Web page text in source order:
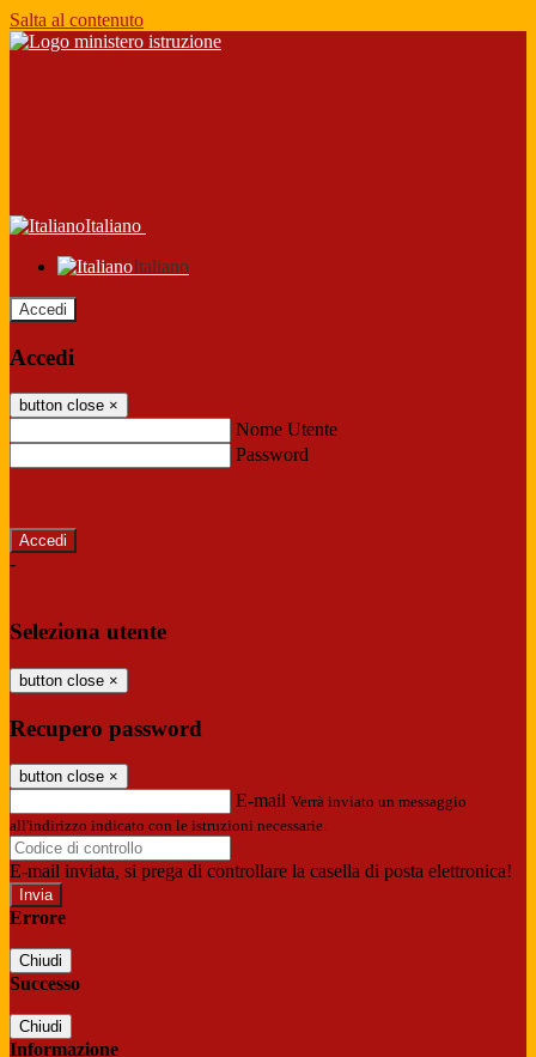
Salta al contenuto
Italiano
Italiano
Accedi
Accedi
button close ×
Nome Utente
Password
-
Seleziona utente
button close ×
Recupero password
button close ×
E-mail Verrà inviato un messaggio
all'indirizzo indicato con le istruzioni necessarie.
E-mail inviata, si prega di controllare la casella di posta elettronica!
Errore
Chiudi
Successo
Chiudi
Informazione